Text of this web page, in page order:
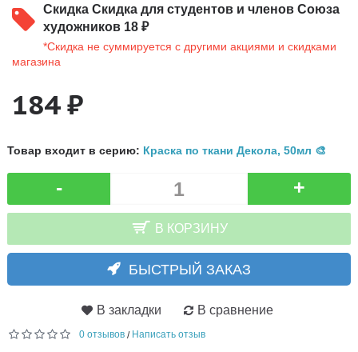
Скидка Скидка для студентов и членов Союза
художников 18 ₽
*Скидка не суммируется с другими акциями и скидками
магазина
184 ₽
Товар входит в серию: Краска по ткани Декола, 50мл 🎨
- +
В КОРЗИНУ
БЫСТРЫЙ ЗАКАЗ
В закладки В сравнение
0 отзывов / Написать отзыв